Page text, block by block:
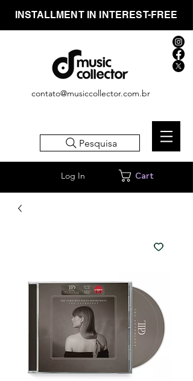
contato@musiccollector.com.br
Pesquisa
INSTALLMENT IN INTEREST-FREE
Log In Cart